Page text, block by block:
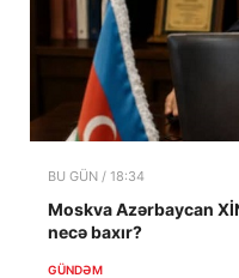
BU GÜN / 18:34
Moskva Azərbaycan
necə baxır?
GÜNDƏM